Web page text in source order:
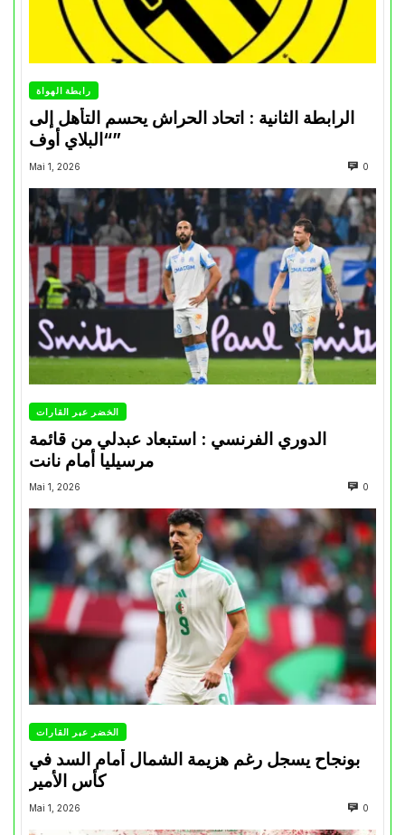
رابطة الهواة
الرابطة الثانية : اتحاد الحراش يحسم التأهل إلى
“البلاي أوف”
Mai 1, 2026 0
الخضر عبر القارات
الدوري الفرنسي : استبعاد عبدلي من قائمة
مرسيليا أمام نانت
Mai 1, 2026 0
الخضر عبر القارات
بونجاح يسجل رغم هزيمة الشمال أمام السد في
كأس الأمير
Mai 1, 2026 0